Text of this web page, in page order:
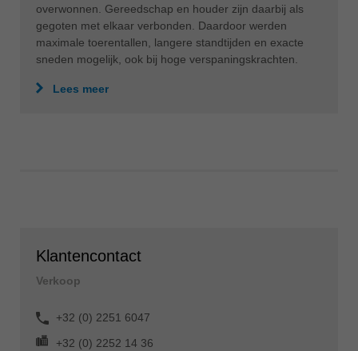
overwonnen. Gereedschap en houder zijn daarbij als
gegoten met elkaar verbonden. Daardoor werden
maximale toerentallen, langere standtijden en exacte
sneden mogelijk, ook bij hoge verspaningskrachten.
Lees meer
Klantencontact
Verkoop
+32 (0) 2251 6047
+32 (0) 2252 14 36